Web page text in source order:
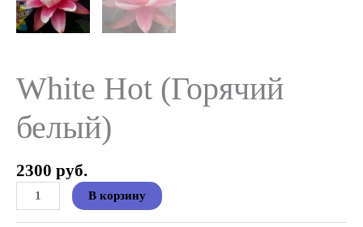
White Hot (Горячий
белый)
2300 руб.
Количество
товара
В корзину